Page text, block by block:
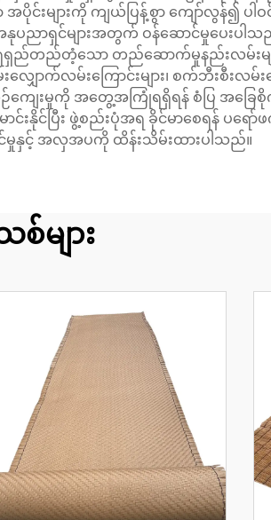
ပိုင်းများကို ကျယ်ပြန့်စွာ ကျော်လွန်၍
နုပညာရှင်များအတွက် ဝန်ဆောင်မှုပေးပါ
ရေရှည်တည်တံ့သော တည်ဆောက်မှုနည်းလမ်း
က်လမ်းကြောင်းများ၊ စက်ဘီးစီးလမ်းကြ
ေးမှုကို အတွေ့အကြုံရရှိရန် စံပြ အခြေစိုက်စ
ပြီး ဖွဲ့စည်းပုံအရ ခိုင်မာစေရန် ပရော်
င်မှုနှင့် အလှအပကို ထိန်းသိမ်းထားပါသည်။
ျား